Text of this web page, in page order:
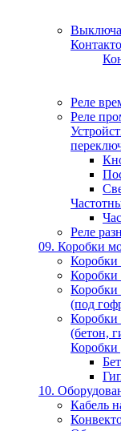
Реле
Реле
Реле
09. Коробки
Коробки
Коробки
Коробки
(под
Коробки
(бетон,
Коробки
10.
Кабель